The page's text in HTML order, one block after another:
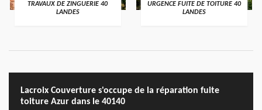
TRAVAUX DE ZINGUERIE 40
LANDES
URGENCE FUITE DE TOITURE 40
LANDES
Lacroix Couverture s'occupe de la réparation fuite
toiture Azur dans le 40140